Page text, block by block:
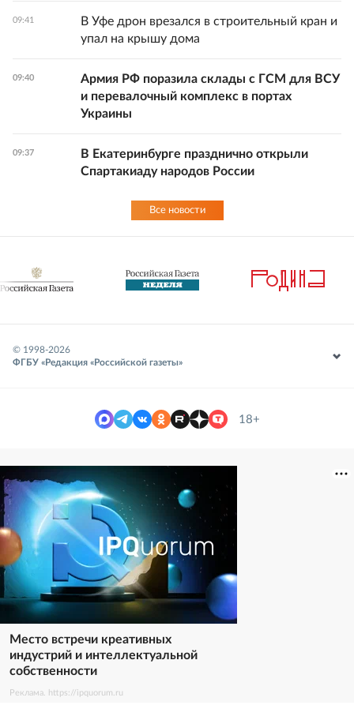
09:41
В Уфе дрон врезался в строительный кран и
упал на крышу дома
09:40
Армия РФ поразила склады с ГСМ для ВСУ
и перевалочный комплекс в портах
Украины
09:37
В Екатеринбурге празднично открыли
Спартакиаду народов России
Все новости
© 1998-2026
ФГБУ «Редакция «Российской газеты»
18+
Место встречи креативных
индустрий и интеллектуальной
собственности
Реклама. https://ipquorum.ru